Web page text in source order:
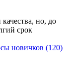
но, до
срок
новичков (120)